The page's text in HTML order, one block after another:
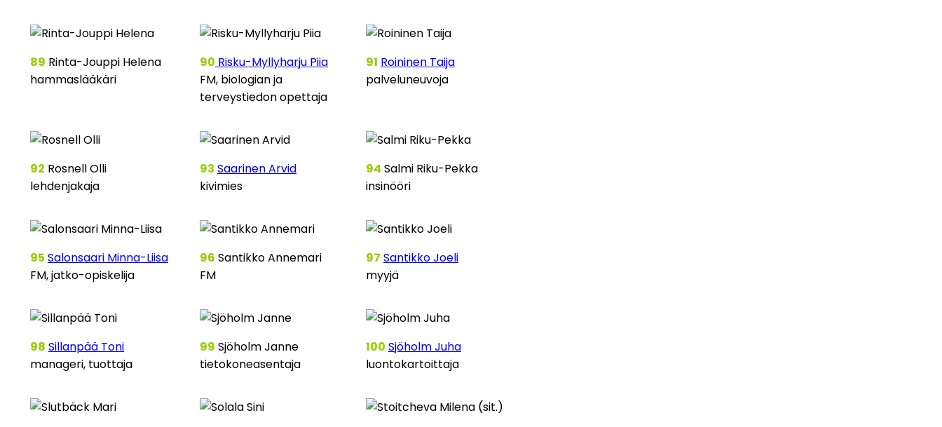
89 Rinta-Jouppi Helena
hammaslääkäri
90 Risku-Myllyharju Piia
FM, biologian ja
terveystiedon opettaja
91 Roininen Taija
palveluneuvoja
92 Rosnell Olli
lehdenjakaja
93 Saarinen Arvid
kivimies
94 Salmi Riku-Pekka
insinööri
95 Salonsaari Minna-Liisa
FM, jatko-opiskelija
96 Santikko Annemari
FM
97 Santikko Joeli
myyjä
98 Sillanpää Toni
manageri, tuottaja
99 Sjöholm Janne
tietokoneasentaja
100 Sjöholm Juha
luontokartoittaja